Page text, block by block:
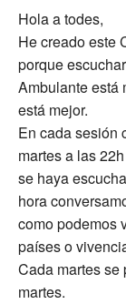
Hola a todes,
He creado este
porque
Ambulante está
está mejor.
En cada sesión
martes a las
se haya
hora
como podemos
países o
Cada martes
martes.